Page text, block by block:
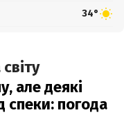
34°
але деякі
спеки: погода